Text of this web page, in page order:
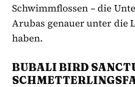
Schwimmflossen – die
Arubas genauer unter die
haben.
BUBALI BIRD